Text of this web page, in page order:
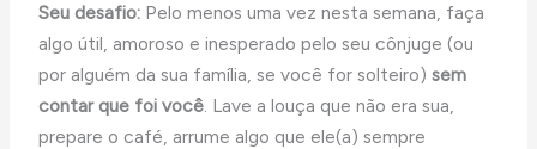
Seu desafio: Pelo menos uma vez nesta semana, faça
algo útil, amoroso e inesperado pelo seu cônjuge (ou
por alguém da sua família, se você for solteiro)sem
contar que foi você. Lave a louça que não era sua,
prepare o café, arrume algo que ele(a) sempre